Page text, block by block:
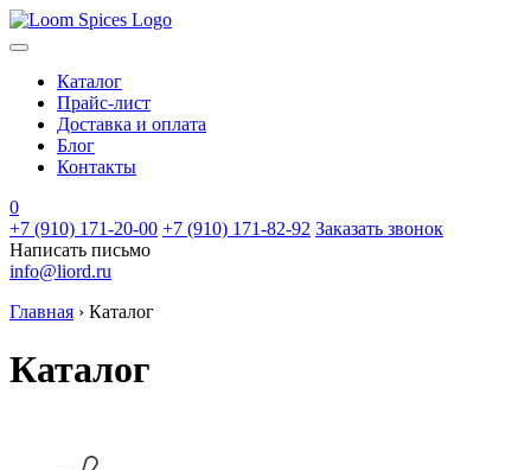
Каталог
Прайс-лист
Доставка и оплата
Блог
Контакты
0
+7 (910) 171-20-00 +7 (910) 171-82-92 Заказать звонок
Написать письмо
info@liord.ru
Главная › Каталог
Каталог